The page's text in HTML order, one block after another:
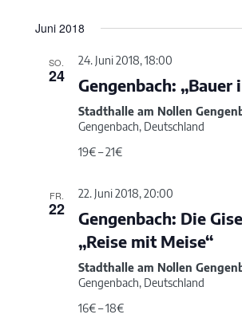
Juni 2018
SO.
24
24. Juni 2018, 18:00
Gengenbach: „Bauer
Stadthalle am Nollen
Gengenbach, Deutschland
19€ – 21€
FR.
22
22. Juni 2018, 20:00
Gengenbach: Die
„Reise mit Meise“
Stadthalle am Nollen
Gengenbach, Deutschland
16€ – 18€